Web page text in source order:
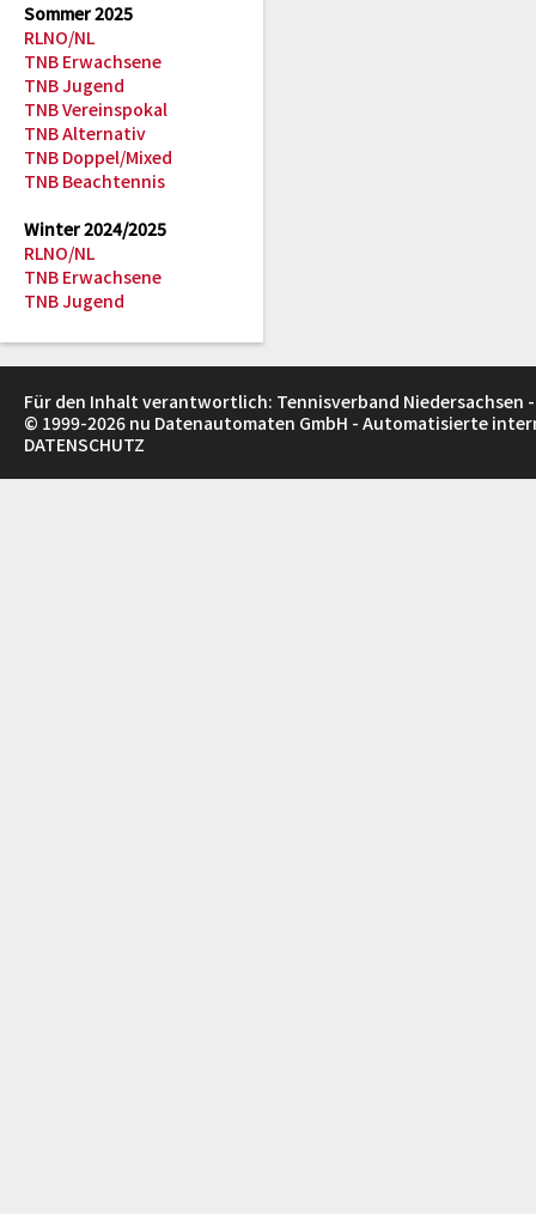
Sommer 2025
RLNO/NL
TNB Erwachsene
TNB Jugend
TNB Vereinspokal
TNB Alternativ
TNB Doppel/Mixed
TNB Beachtennis
Winter 2024/2025
RLNO/NL
TNB Erwachsene
TNB Jugend
Für den Inhalt verantwortlich: Tennisverband Niedersachsen -
© 1999-2026 nu Datenautomaten GmbH - Automatisierte
DATENSCHUTZ